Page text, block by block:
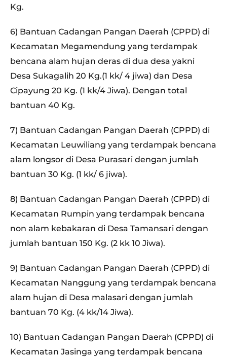
Kg.
6) Bantuan Cadangan Pangan Daerah (CPPD) di
Kecamatan Megamendung yang terdampak
bencana alam hujan deras di dua desa yakni
Desa Sukagalih 20 Kg.(1 kk/ 4 jiwa) dan Desa
Cipayung 20 Kg. (1 kk/4 Jiwa). Dengan total
bantuan 40 Kg.
7) Bantuan Cadangan Pangan Daerah (CPPD) di
Kecamatan Leuwiliang yang terdampak bencana
alam longsor di Desa Purasari dengan jumlah
bantuan 30 Kg. (1 kk/ 6 jiwa).
8) Bantuan Cadangan Pangan Daerah (CPPD) di
Kecamatan Rumpin yang terdampak bencana
non alam kebakaran di Desa Tamansari dengan
jumlah bantuan 150 Kg. (2 kk 10 Jiwa).
9) Bantuan Cadangan Pangan Daerah (CPPD) di
Kecamatan Nanggung yang terdampak bencana
alam hujan di Desa malasari dengan jumlah
bantuan 70 Kg. (4 kk/14 Jiwa).
10) Bantuan Cadangan Pangan Daerah (CPPD) di
Kecamatan Jasinga yang terdampak bencana